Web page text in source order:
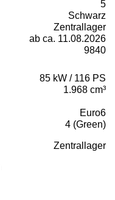
5
Schwarz
Zentrallager
ab ca. 11.08.2026
9840
85 kW / 116 PS
1.968 cm³
Euro6
4 (Green)
Zentrallager